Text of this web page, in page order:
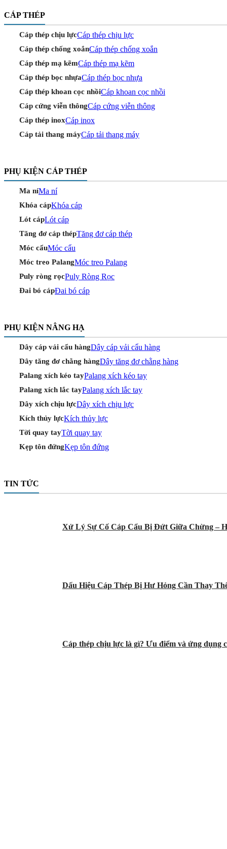
CÁP THÉP
Cáp thép chịu lựcCáp thép chịu lực
Cáp thép chống xoắnCáp thép chống xoắn
Cáp thép mạ kẽmCáp thép mạ kẽm
Cáp thép bọc nhựaCáp thép bọc nhựa
Cáp thép khoan cọc nhồiCáp khoan cọc nhồi
Cáp cứng viễn thôngCáp cứng viễn thông
Cáp thép inoxCáp inox
Cáp tải thang máyCáp tải thang máy
PHỤ KIỆN CÁP THÉP
Ma níMa ní
Khóa cápKhóa cáp
Lót cápLót cáp
Tăng đơ cáp thépTăng đơ cáp thép
Móc cẩuMóc cẩu
Móc treo PalangMóc treo Palang
Puly ròng rọcPuly Ròng Rọc
Đai bó cápĐai bó cáp
PHỤ KIỆN NÂNG HẠ
Dây cáp vải cẩu hàngDây cáp vải cẩu hàng
Dây tăng đơ chằng hàngDây tăng đơ chằng hàng
Palang xích kéo tayPalang xích kéo tay
Palang xích lắc tayPalang xích lắc tay
Dây xích chịu lựcDây xích chịu lực
Kích thủy lựcKích thủy lực
Tời quay tayTời quay tay
Kẹp tôn đứngKẹp tôn đứng
TIN TỨC
Xử Lý Sự Cố Cáp Cẩu Bị Đứt Giữa Chừng –
Dấu Hiệu Cáp Thép Bị Hư Hỏng Cần Thay
Cáp thép chịu lực là gì? Ưu điểm và ứng dụng